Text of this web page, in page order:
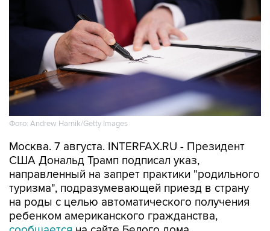
Фото: Andrew Harnik/Getty Images
Москва. 7 августа. INTERFAX.RU - Президент
США Дональд Трамп подписал указ,
направленный на запрет практики "родильного
туризма", подразумевающей приезд в страну
на роды с целью автоматического получения
ребенком американского гражданства,